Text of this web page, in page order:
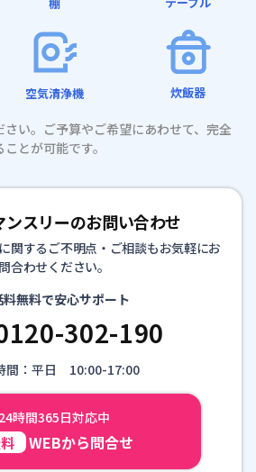
空気清浄機 炊飯器
い。ご予算やご希望にあわせて、完全
とが可能です。
ンスリーのお問い合わせ
関するご不明点・ご相談もお気軽にお
問合わせください。
料無料で安心サポート
302-190
間：平日 10:00-17:00
24時間365日対応中
WEBから問合せ